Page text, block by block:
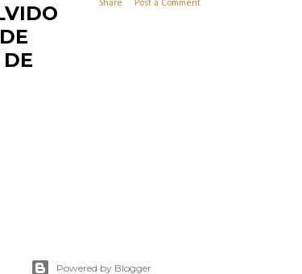
Share Post a Comment
Powered by Blogger